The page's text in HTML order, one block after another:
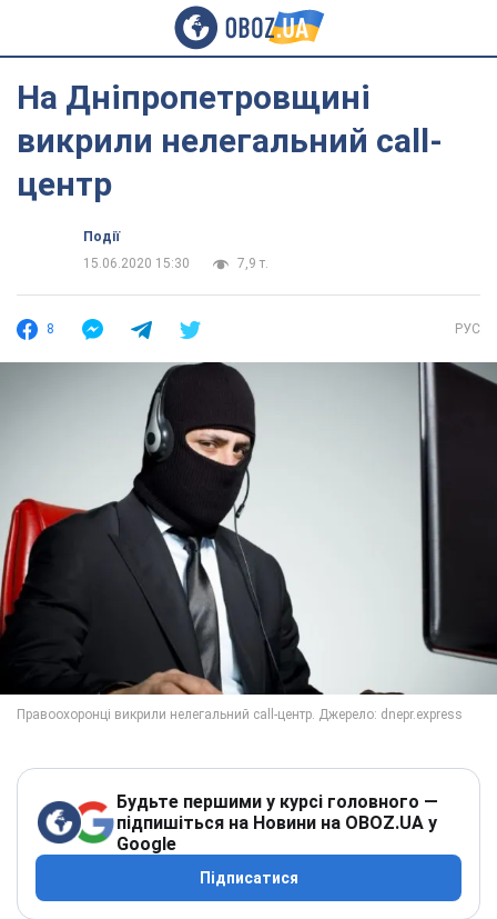
На Дніпропетровщині
викрили нелегальний call-
центр
Події
15.06.2020 15:30
7,9 т.
8 РУС
Будьте першими у курсі головного —
підпишіться на Новини на OBOZ.UA у
Google
Підписатися